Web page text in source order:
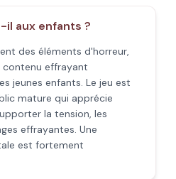
il aux enfants ?
des éléments d'horreur,
contenu effrayant
jeunes enfants. Le jeu est
mature qui apprécie
la tension, les
effrayantes. Une
est fortement